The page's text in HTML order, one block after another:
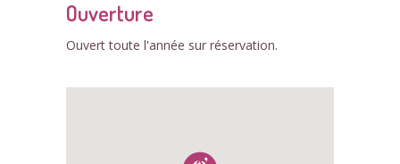
Ouverture
Ouvert toute l'année sur réservation.